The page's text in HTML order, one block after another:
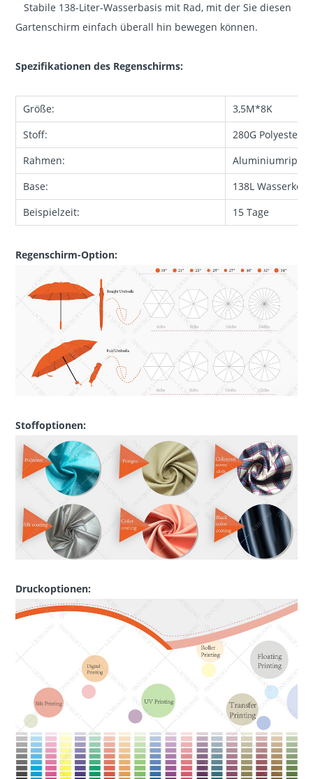
Stabile 138-Liter-Wasserbasis mit Rad, mit der Sie diesen
Gartenschirm einfach überall hin bewegen können.
Spezifikationen des Regenschirms:
Größe:
3,5M*8K
Stoff:
280G Polyester
Rahmen:
Base:
138L
Beispielzeit:
15 Tage
Regenschirm-Option:
Stoffoptionen:
Druckoptionen: